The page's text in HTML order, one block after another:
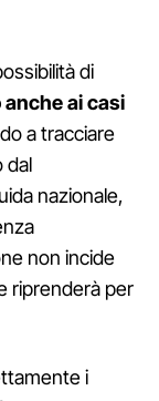
di
ai casi
a tracciare
dal
nazionale,
non incide
riprenderà per
i